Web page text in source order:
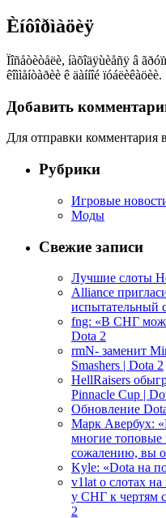
Èíôîðìàöèÿ
Ïîñåòèòåëè, íàõîäÿùèåñÿ â
êîììåíòàðèè ê äàííîé ïóáëèêàöèè.
Добавить
Для отправки комментария
Рубрики
Игровые
Моды
Свежие записи
Лучшие слоты
Alliance
испытательный
fng: «В СНГ
Dota 2
rmN- заменит
Smashers | Dota 2
HellRaisers
Pinnacle Cup |
Обновление
Марк Авербух:
многие
сожалению, вы
Kyle: «Dota на
v1lat о слотах
у СНГ к чертям
2